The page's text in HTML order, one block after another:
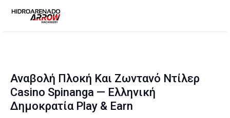
Αναβολή Πλοκή Και Ζωντανό Ντίλερ
Casino Spinanga — Ελληνική
Δημοκρατία Play & Earn